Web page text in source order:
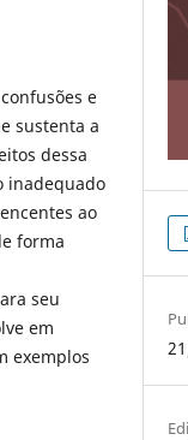
e
sustenta a
dessa
inadequado
ao
forma
seu
em
exemplos